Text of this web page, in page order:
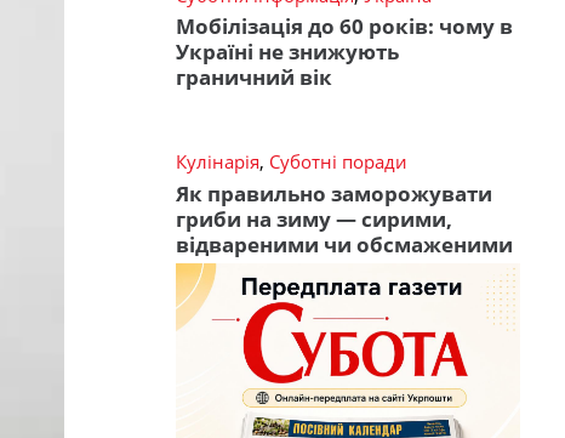
Мобілізація до 60 років: чому в
Україні не знижують
граничний вік
Кулінарія, Суботні поради
Як правильно заморожувати
гриби на зиму — сирими,
відвареними чи обсмаженими